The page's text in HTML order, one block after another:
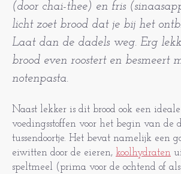
(door chai-thee) en fris
licht zoet brood dat je bij het
Laat dan de dadels weg. Erg
brood even roostert en besmeert
notenpasta.
Naast lekker is dit brood ook een
voedingsstoffen voor het begin van de
tussendoortje. Het bevat namelijk een
eiwitten door de eieren, koolhydraten
speltmeel (prima voor de ochtend of